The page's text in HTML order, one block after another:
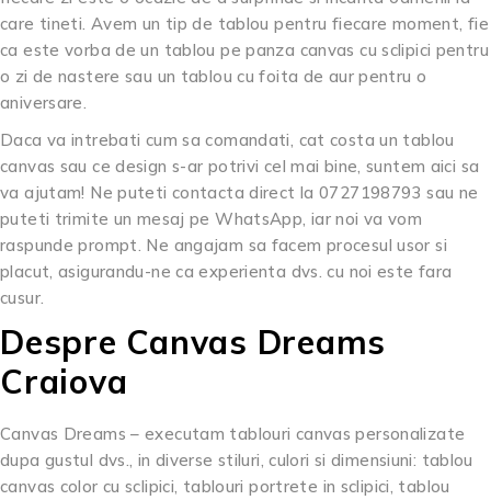
care tineti. Avem un tip de tablou pentru fiecare moment, fie
ca este vorba de un tablou pe panza canvas cu sclipici pentru
o zi de nastere sau un tablou cu foita de aur pentru o
aniversare.
Daca va intrebati cum sa comandati, cat costa un tablou
canvas sau ce design s-ar potrivi cel mai bine, suntem aici sa
va ajutam! Ne puteti contacta direct la 0727198793 sau ne
puteti trimite un mesaj pe WhatsApp, iar noi va vom
raspunde prompt. Ne angajam sa facem procesul usor si
placut, asigurandu-ne ca experienta dvs. cu noi este fara
cusur.
Despre Canvas Dreams
Craiova
Canvas Dreams – executam tablouri canvas personalizate
dupa gustul dvs., in diverse stiluri, culori si dimensiuni: tablou
canvas color cu sclipici, tablouri portrete in sclipici, tablou